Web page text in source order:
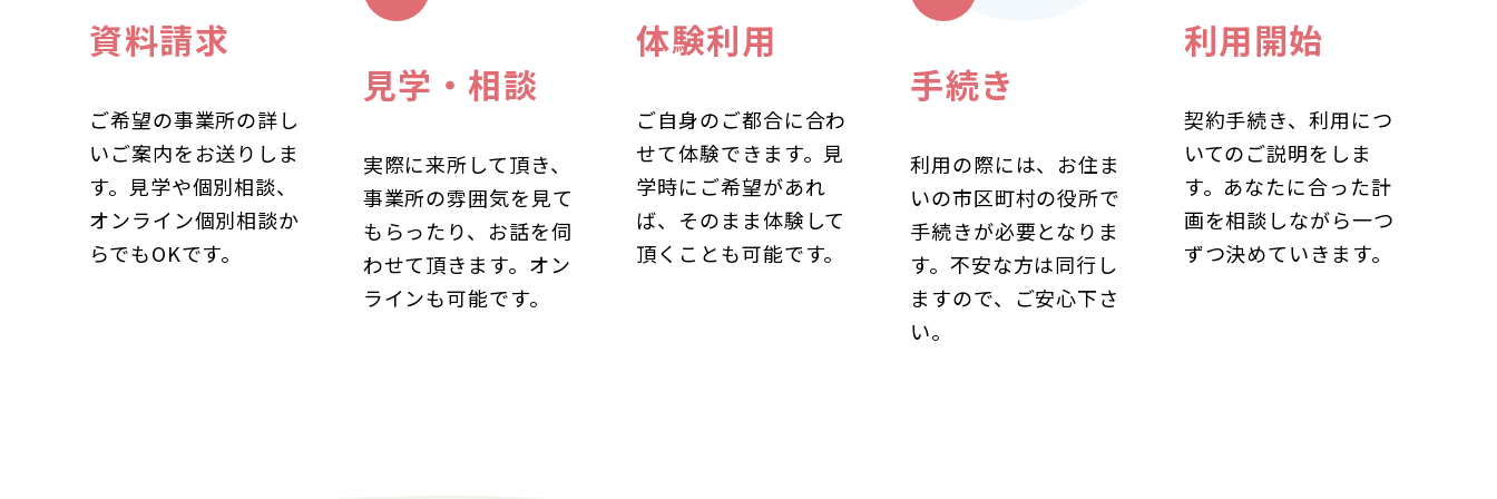
資料請求
ご希望の事業所の詳し
いご案内をお送りしま
す。見学や個別相談、
オンライン個別相談か
らでもOKです。
見学・相談
実際に来所して頂き、
事業所の雰囲気を見て
もらったり、お話を伺
わせて頂きます。オン
ラインも可能です。
体験利用
ご自身のご都合に合わ
せて体験できます。見
学時にご希望があれ
ば、そのまま体験して
頂くことも可能です。
手続き
利用の際には、お住ま
いの市区町村の役所で
手続きが必要となりま
す。不安な方は同行し
ますので、ご安心下さ
い。
利用開始
契約手続き、利用につ
いてのご説明をしま
す。あなたに合った計
画を相談しながら一つ
ずつ決めていきます。